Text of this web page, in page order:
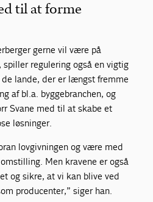
til at forme
gerne vil være på
regulering også en vigtig
lande, der er længst fremme
af bl.a. byggebranchen, og
Svane med til at skabe et
løsninger.
lovgivningen og være med
Men kravene er også
og sikre, at vi kan blive ved
producenter,” siger han.